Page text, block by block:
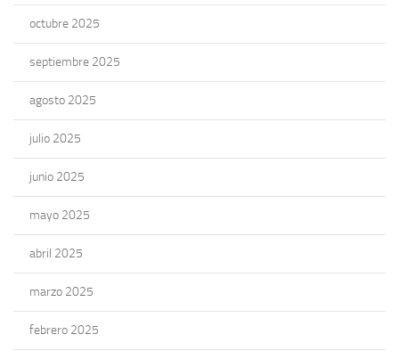
octubre 2025
septiembre 2025
agosto 2025
julio 2025
junio 2025
mayo 2025
abril 2025
marzo 2025
febrero 2025